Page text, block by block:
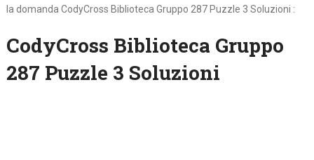
la domanda CodyCross Biblioteca Gruppo 287 Puzzle 3 Soluzioni :
CodyCross Biblioteca Gruppo
287 Puzzle 3 Soluzioni